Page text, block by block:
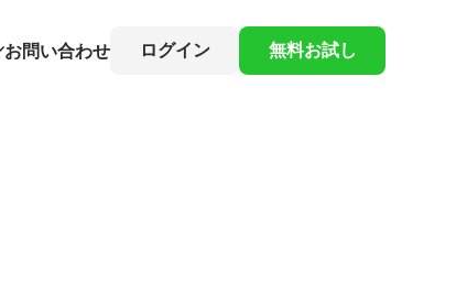
お問い合わせ ログイン 無料お試し